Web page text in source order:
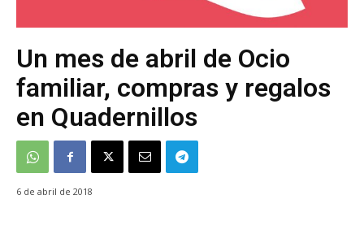
Un mes de abril de Ocio
familiar, compras y regalos
en Quadernillos
6 de abril de 2018